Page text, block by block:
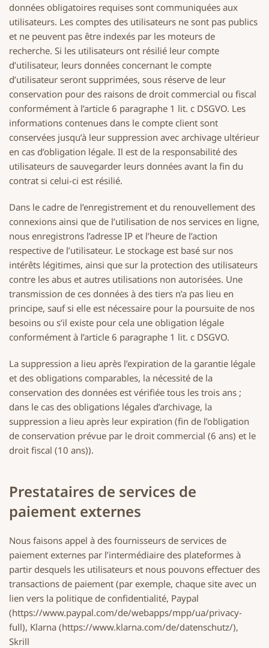
données obligatoires requises sont communiquées aux
utilisateurs. Les comptes des utilisateurs ne sont pas publics
et ne peuvent pas être indexés par les moteurs de
recherche. Si les utilisateurs ont résilié leur compte
d’utilisateur, leurs données concernant le compte
d’utilisateur seront supprimées, sous réserve de leur
conservation pour des raisons de droit commercial ou fiscal
conformément à l’article 6 paragraphe 1 lit. c DSGVO. Les
informations contenues dans le compte client sont
conservées jusqu’à leur suppression avec archivage ultérieur
en cas d’obligation légale. Il est de la responsabilité des
utilisateurs de sauvegarder leurs données avant la fin du
contrat si celui-ci est résilié.
Dans le cadre de l’enregistrement et du renouvellement des
connexions ainsi que de l’utilisation de nos services en ligne,
nous enregistrons l’adresse IP et l’heure de l’action
respective de l’utilisateur. Le stockage est basé sur nos
intérêts légitimes, ainsi que sur la protection des utilisateurs
contre les abus et autres utilisations non autorisées. Une
transmission de ces données à des tiers n’a pas lieu en
principe, sauf si elle est nécessaire pour la poursuite de nos
besoins ou s’il existe pour cela une obligation légale
conformément à l’article 6 paragraphe 1 lit. c DSGVO.
La suppression a lieu après l’expiration de la garantie légale
et des obligations comparables, la nécessité de la
conservation des données est vérifiée tous les trois ans ;
dans le cas des obligations légales d’archivage, la
suppression a lieu après leur expiration (fin de l’obligation
de conservation prévue par le droit commercial (6 ans) et le
droit fiscal (10 ans)).
Prestataires de services de
paiement externes
Nous faisons appel à des fournisseurs de services de
paiement externes par l’intermédiaire des plateformes à
partir desquels les utilisateurs et nous pouvons effectuer des
transactions de paiement (par exemple, chaque site avec un
lien vers la politique de confidentialité, Paypal
(https://www.paypal.com/de/webapps/mpp/ua/privacy-
full), Klarna (https://www.klarna.com/de/datenschutz/),
Skrill